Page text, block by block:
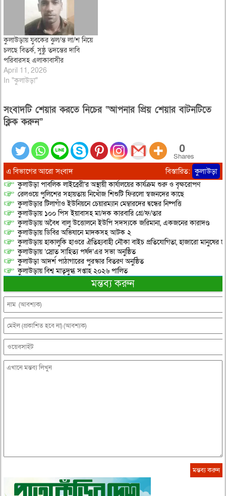
কুলাউড়ায় যুবকের ঝুল/ন্ত লা/শ নিয়ে
চলছে বিতর্ক, সুষ্ঠু তদন্তের দাবি
পরিবারসহ এলাকাবাসীর
April 11, 2026
In "কুলাউড়া"
সংবাদটি শেয়ার করতে নিচের “আপনার প্রিয় শেয়ার বাটনটিতে
ক্লিক করুন”
0
Shares
এ বিভাগের আরো সংবাদ বিস্তারিত: কুলাউড়া
কুলাউড়া পাবলিক লাইব্রেরী’র অস্থায়ী কার্যালয়ের কার্যক্রম শুরু ও বৃক্ষরোপণ
রেলওয়ে পুলিশের সহায়তায় নিখোঁজ শিশুটি ফিরলো স্বজনদের কাছে
কুলাউড়ার টিলাগাঁও ইউনিয়নে চেয়ারম্যান মেম্বারদের দ্বন্ধের নিষ্পত্তি
কুলাউড়ায় ১০০ পিস ইয়াবাসহ মা/দক কারবারি গ্রে/ফ/তার
কুলাউড়ায় অবৈধ বালু উত্তোলনে ইউপি সদস্যকে জরিমানা, একজনের কারাদণ্ড
কুলাউড়ায় ডিবির অভিযানে মাদকসহ আটক ২
কুলাউড়ায় হাকালুকি হাওরে ঐতিহ্যবাহী নৌকা বাইচ প্রতিযোগিতা, হাজারো মানুষের
কুলাউড়ায় ‘স্রোত সাহিত্য পর্ষদ’এর সভা অনুষ্ঠিত
কুলাউড়া আদর্শ পাঠাগারের পুরস্কার বিতরণ অনুষ্ঠিত
কুলাউড়ায় বিশ্ব মাতৃদুগ্ধ সপ্তাহ ২০২৬ পালিত
মন্তব্য করুন